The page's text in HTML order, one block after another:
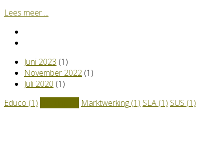
Lees meer ...
Juni 2023 (1)
November 2022 (1)
Juli 2020 (1)
Educo (1) Marktwerking (1) SLA (1) SUS (1)